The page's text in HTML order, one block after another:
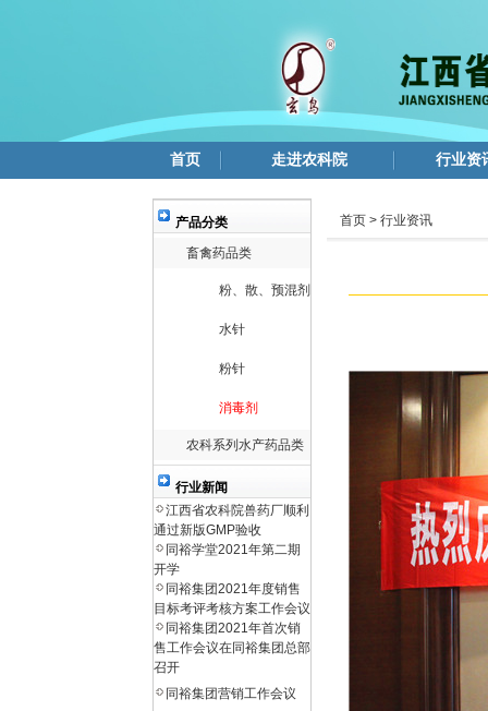
首页 走进农科院 行业资
产品分类
畜禽药品类
粉、散、预混剂
水针
粉针
消毒剂
农科系列水产药品类
行业新闻
江西省农科院兽药厂顺利
通过新版GMP验收
同裕学堂2021年第二期
开学
同裕集团2021年度销售
目标考评考核方案工作会议
同裕集团2021年首次销
售工作会议在同裕集团总部
召开
同裕集团营销工作会议
首页 > 行业资讯